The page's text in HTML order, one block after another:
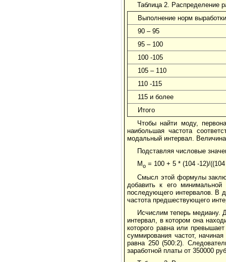
Таблица 2. Распределение
Выполнение норм
90 – 95
95 – 100
100 -105
105 – 110
110 -115
115 и более
Итого
Чтобы найти моду,
наибольшая частота
модальный интервал.
Подставляя числовые
Мо = 100 + 5 * (104 -12)/
Смысл этой формулы
добавить к его
последующего интервалов. В
частота предшествующего
Исчислим теперь медиану.
интервал, в котором она
которого равна или
суммирования частот,
равна 250 (500:2).
заработной платы от 350000